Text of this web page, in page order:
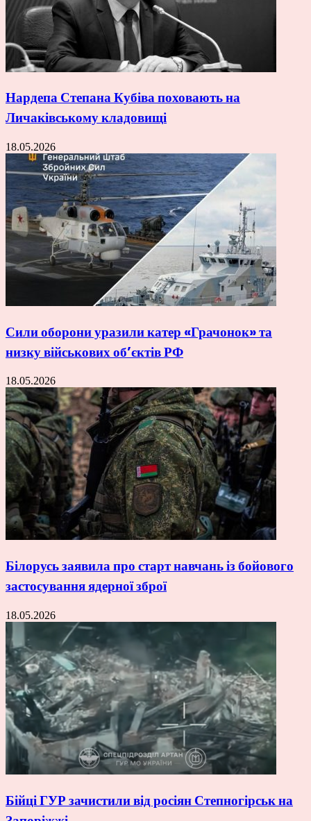
Нардепа Степана Кубіва поховають на
Личаківському кладовищі
18.05.2026
Сили оборони уразили катер «Грачонок» та
низку військових об’єктів РФ
18.05.2026
Білорусь заявила про старт навчань із бойового
застосування ядерної зброї
18.05.2026
Бійці ГУР зачистили від росіян Степногірськ на